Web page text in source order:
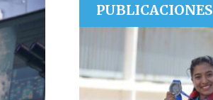
PUBLICACIONES